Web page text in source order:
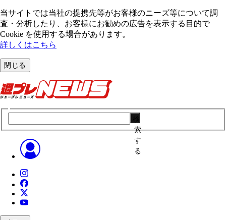
当サイトでは当社の提携先等がお客様のニーズ等について調
査・分析したり、お客様にお勧めの広告を表⽰する⽬的で
Cookie を使⽤する場合があります。
詳しくはこちら
閉じる
索
す
る